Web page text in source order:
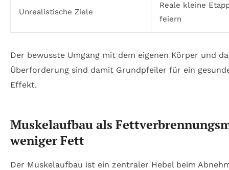
Unrealistische Ziele
Reale kleine
feiern
Der bewusste Umgang mit dem eigenen Körper und
Überforderung sind damit Grundpfeiler für ein
Effekt.
Muskelaufbau als
weniger Fett
Der Muskelaufbau ist ein zentraler Hebel beim